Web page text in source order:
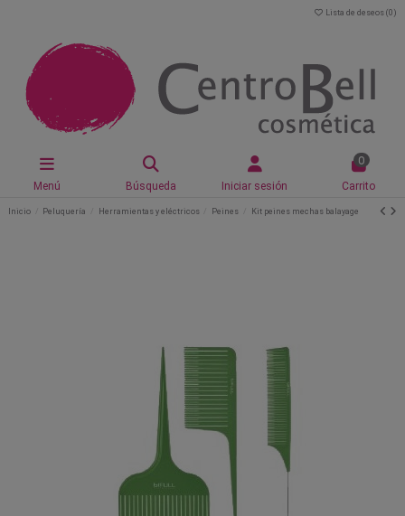
Lista de deseos (0 )
Menú Búsqueda Iniciar sesión
0
Carrito
Inicio Peluquería Herramientas y eléctricos Peines Kit peines mechas balayage